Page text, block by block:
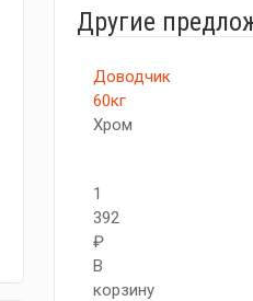
Другие
Доводчик
60кг
Хром
1
392
₽
В
корзину